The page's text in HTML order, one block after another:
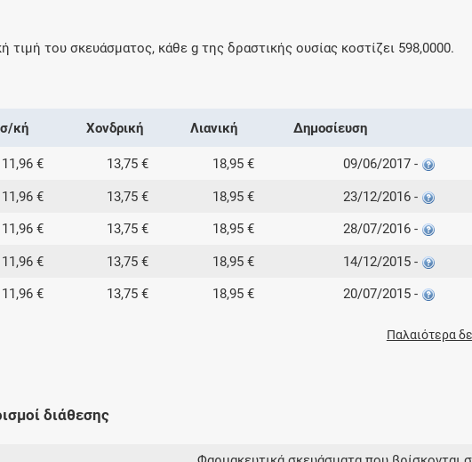
τιμή του σκευάσματος, κάθεg της δραστικής ουσίας κοστίζει 598,0000.
κή Χονδρική Λιανική Δημοσίευση
11,96 € 13,75 € 18,95 € 09/06/2017 -
11,96 € 13,75 € 18,95 € 23/12/2016 -
11,96 € 13,75 € 18,95 € 28/07/2016 -
11,96 € 13,75 € 18,95 € 14/12/2015 -
11,96 € 13,75 € 18,95 € 20/07/2015 -
Παλαιότερα
διάθεσης